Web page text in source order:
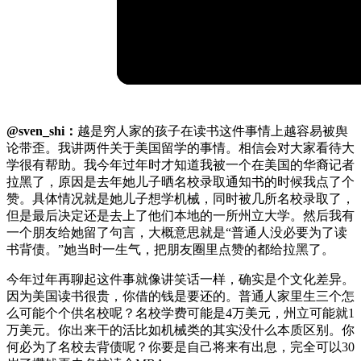
@sven_shi： 越是穷人家的孩子在读书这件事情上越容易被舆
论带歪。我讲两件关于美国留学的事情。相信会对大家看待大
学很有帮助。我今年过年时才知道我被一个在美国的华裔记者
拉黑了，原因是去年她儿子晒名校录取通知书的时候我点了个
赞。具体情况就是她儿子想学机械，同时被几所名校录取了，
但是最后决定还是去上了他们本地的一所州立大学。然后我有
一个朋友给她留了句言，大概意思就是“普通人没必要为了读
书背债。”她当时一生气，把朋友圈里点赞的都给拉黑了。
今年过年再聊起这件事就像讲笑话一样，确实是个文化差异。
因为美国读书很贵，你借的钱是要还的。普通人家里生三个怎
么可能个个供名校呢？名校学费可能是4万美元，州立可能就1
万美元。你出来干的活比如机械类的其实没什么本质区别。你
何必为了名校去背债呢？你要是自己将来有出息，完全可以30